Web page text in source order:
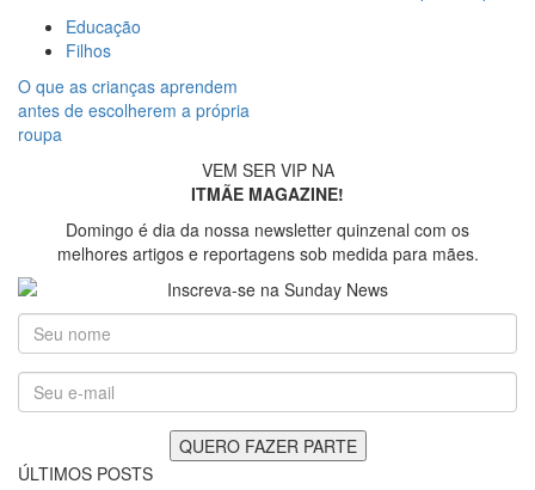
Educação
Filhos
O que as crianças aprendem
antes de escolherem a própria
roupa
VEM SER VIP NA
ITMÃE MAGAZINE!
Domingo é dia da nossa newsletter quinzenal com os
melhores artigos e reportagens sob medida para mães.
ÚLTIMOS POSTS